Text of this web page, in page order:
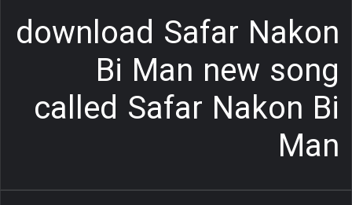
ر
download Safar Nakon
Bi Man new song
called Safar Nakon Bi
Man